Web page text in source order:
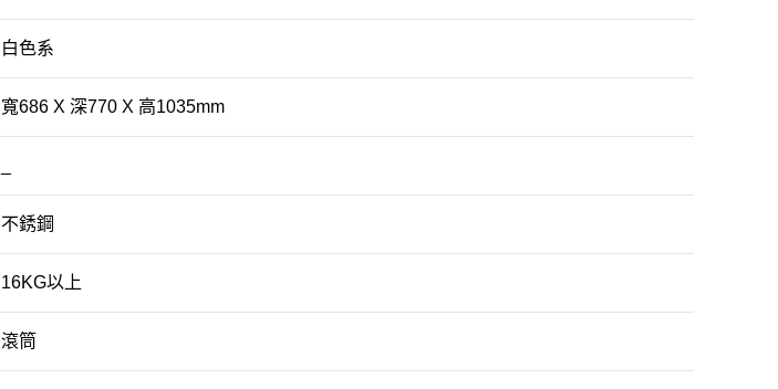
白色系
寬686 X 深770 X 高1035mm
不銹鋼
16KG以上
滾筒